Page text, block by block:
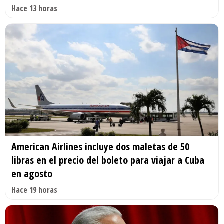
Hace 13 horas
American Airlines incluye dos maletas de 50
libras en el precio del boleto para viajar a Cuba
en agosto
Hace 19 horas